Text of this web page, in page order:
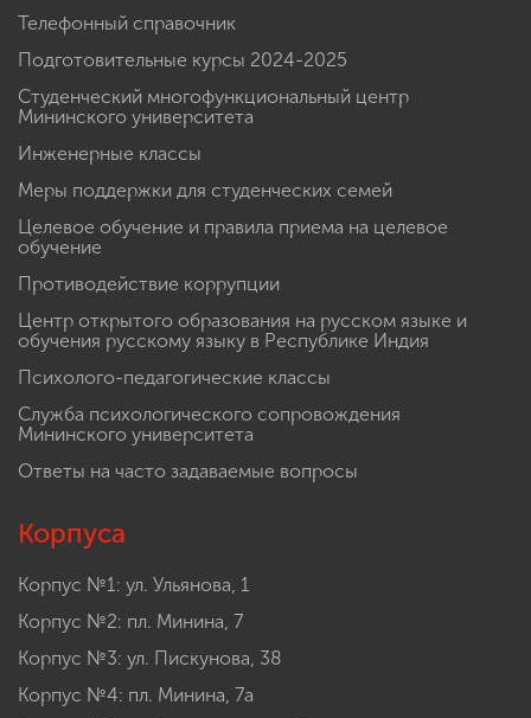
Телефонный справочник
Подготовительные курсы 2024-2025
Студенческий многофункциональный центр
Мининского университета
Инженерные классы
Меры поддержки для студенческих семей
Целевое обучение и правила приема на целевое
обучение
Противодействие коррупции
Центр открытого образования на русском языке и
обучения русскому языку в Республике Индия
Психолого-педагогические классы
Служба психологического сопровождения
Мининского университета
Ответы на часто задаваемые вопросы
Корпуса
Корпус №1: ул. Ульянова, 1
Корпус №2: пл. Минина, 7
Корпус №3: ул. Пискунова, 38
Корпус №4: пл. Минина, 7а